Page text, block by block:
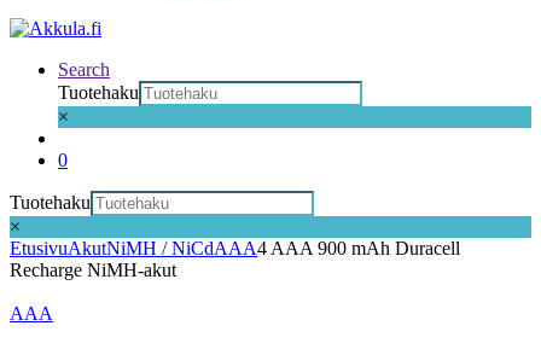
Search
Tuotehaku
×
0
Tuotehaku
×
EtusivuAkutNiMH / NiCdAAA4 AAA 900 mAh Duracell
Recharge NiMH-akut
AAA